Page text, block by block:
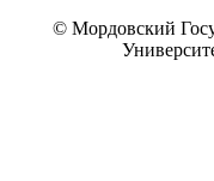
© Мордовский